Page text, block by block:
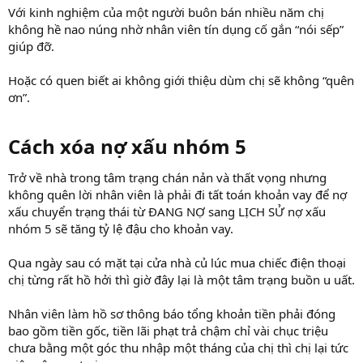
Với kinh nghiệm của một người buôn bán nhiều năm chị
không hề nao núng nhờ nhân viên tín dụng cố gắn “nói sếp”
giúp đỡ.
Hoặc có quen biết ai không giới thiệu dùm chị sẽ không “quên
ơn”.
Cách xóa nợ xấu nhóm 5​
Trở về nhà trong tâm trạng chán nản và thất vọng nhưng
không quên lời nhân viên là phải đi tất toán khoản vay để nợ
xấu chuyển trạng thái từ ĐANG NỢ sang LỊCH SỬ nợ xấu
nhóm 5 sẽ tăng tỷ lệ đậu cho khoản vay.
Qua ngày sau có mặt tại cửa nhà củ lúc mua chiếc điện thoại
chị từng rất hồ hởi thì giờ đây lại là một tâm trạng buồn u uất.
Nhân viên làm hồ sơ thông báo tổng khoản tiền phải đóng
bao gồm tiền gốc, tiền lãi phạt trả chậm chỉ vài chục triệu
chưa bằng một góc thu nhập một tháng của chị thì chị lại tức